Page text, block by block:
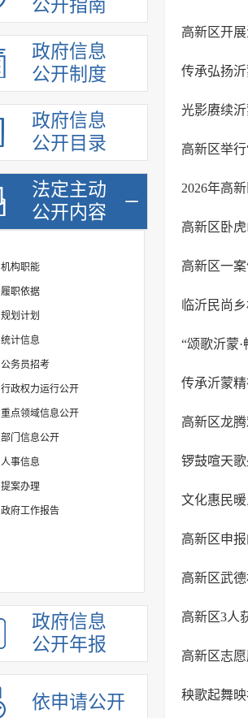
公开指南
政府信息
公开制度
政府信息
公开目录
法定主动
公开内容
机构职能
履职依据
规划计划
统计信息
公务员招考
行政权力运行公开
重点领域信息公开
部门信息公开
人事信息
提案办理
政府工作报告
政府信息
公开年报
依申请公开
高新区开
传承弘扬
光影赓续
2026年高
高新区卧
高新区一
临沂民尚
“颂歌沂蒙
高新区龙
锣鼓喧天
文化惠民
高新区3人
高新区志
秧歌起舞